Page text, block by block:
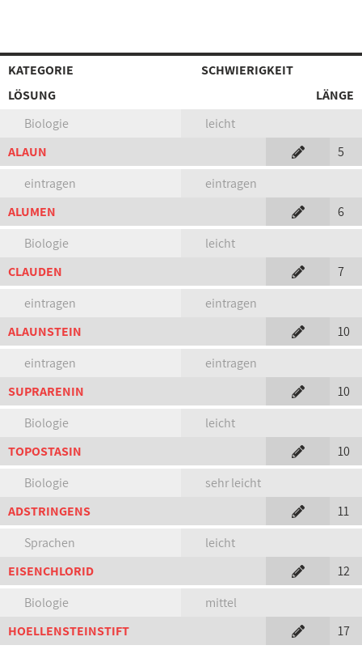
KATEGORIE
SCHWIERIGKEIT
LÖSUNG
LÄNGE
Biologie
leicht
ALAUN
5
eintragen
eintragen
ALUMEN
6
Biologie
leicht
CLAUDEN
7
eintragen
eintragen
ALAUNSTEIN
10
eintragen
eintragen
SUPRARENIN
10
Biologie
leicht
TOPOSTASIN
10
Biologie
sehr leicht
ADSTRINGENS
11
Sprachen
leicht
EISENCHLORID
12
Biologie
mittel
HOELLENSTEINSTIFT
17